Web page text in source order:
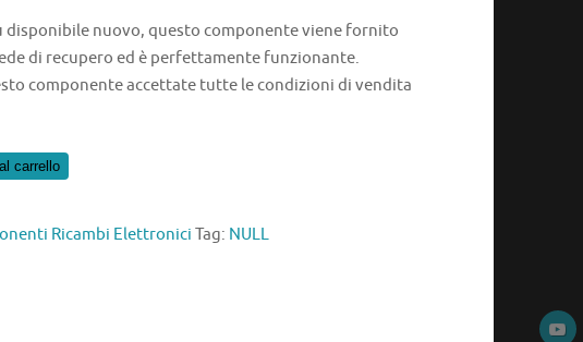
disponibile nuovo, questo componente viene fornito
di recupero ed è perfettamente funzionante.
componente accettate tutte le condizioni di vendita
carrello
Ricambi Elettronici Tag: NULL